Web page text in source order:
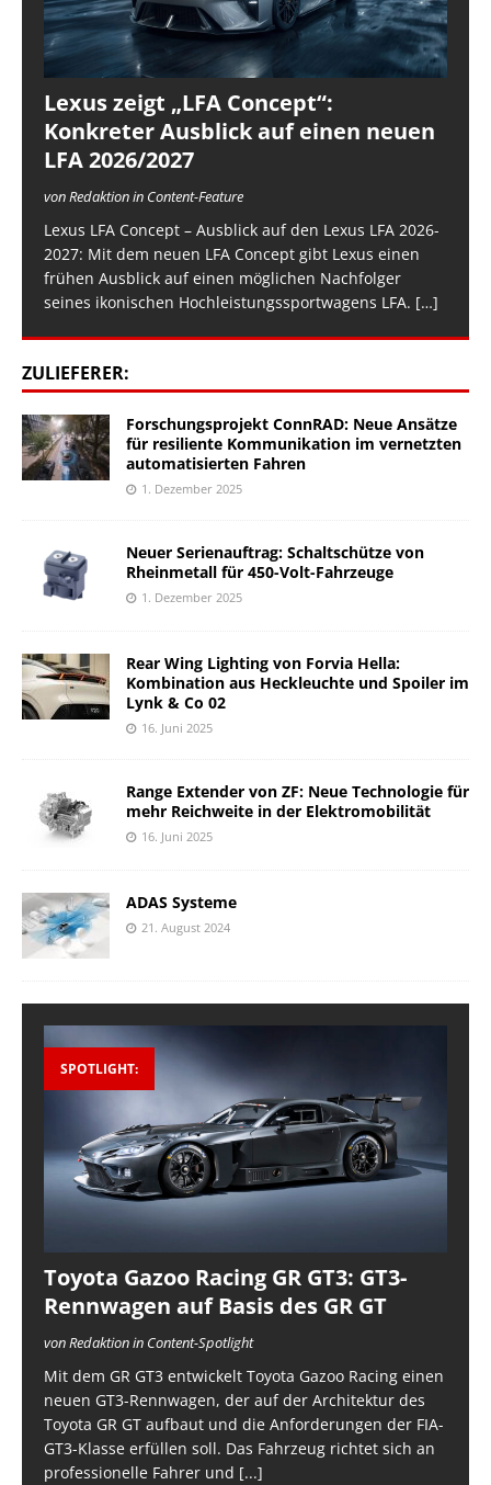
Lexus zeigt „LFA Concept“:
Konkreter Ausblick auf einen neuen
LFA 2026/2027
von Redaktion in Content-Feature
Lexus LFA Concept – Ausblick auf den Lexus LFA 2026-
2027: Mit dem neuen LFA Concept gibt Lexus einen
frühen Ausblick auf einen möglichen Nachfolger
seines ikonischen Hochleistungssportwagens LFA. […]
ZULIEFERER:
Forschungsprojekt ConnRAD: Neue Ansätze
für resiliente Kommunikation im vernetzten
automatisierten Fahren
1. Dezember 2025
Neuer Serienauftrag: Schaltschütze von
Rheinmetall für 450-Volt-Fahrzeuge
1. Dezember 2025
Rear Wing Lighting von Forvia Hella:
Kombination aus Heckleuchte und Spoiler im
Lynk & Co 02
16. Juni 2025
Range Extender von ZF: Neue Technologie für
mehr Reichweite in der Elektromobilität
16. Juni 2025
ADAS Systeme
21. August 2024
SPOTLIGHT:
Toyota Gazoo Racing GR GT3: GT3-
Rennwagen auf Basis des GR GT
von Redaktion in Content-Spotlight
Mit dem GR GT3 entwickelt Toyota Gazoo Racing einen
neuen GT3-Rennwagen, der auf der Architektur des
Toyota GR GT aufbaut und die Anforderungen der FIA-
GT3-Klasse erfüllen soll. Das Fahrzeug richtet sich an
professionelle Fahrer und [...]